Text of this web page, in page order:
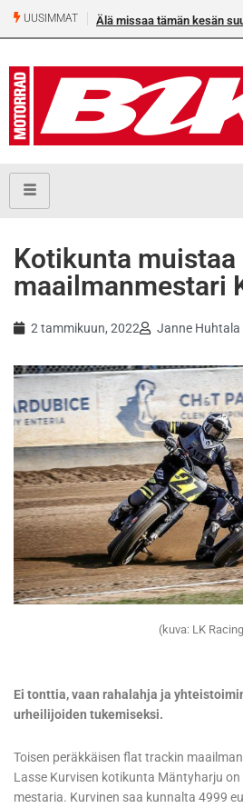
UUSIMMAT Älä missaa tämän kesän
Kotikunta muistaa
maailmanmestari
2 tammikuun, 2022 Janne Huhtala
(kuva: LK
Ei tonttia, vaan rahalahja ja
urheilijoiden tukemiseksi.
Toisen peräkkäisen flat trackin
Lasse Kurvisen kotikunta Mäntyharju
mestaria. Kurvinen saa kunnalta 4999